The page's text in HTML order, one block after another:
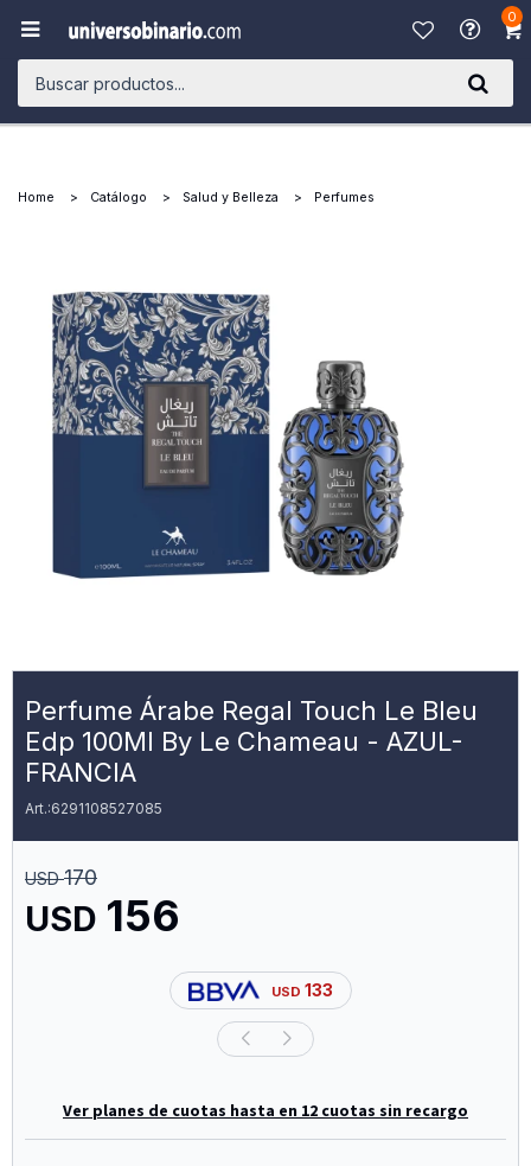
0

Home Catálogo Salud y Belleza Perfumes
Perfume Árabe Regal Touch Le Bleu
Edp 100Ml By Le Chameau - AZUL-
FRANCIA
6291108527085
USD 156
USD 170
USD 133
Ver planes de cuotas hasta en 12 cuotas sin recargo